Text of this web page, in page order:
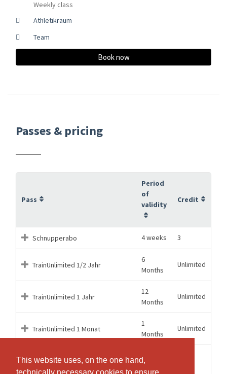
This website uses, on the one hand,
This website uses, on the one hand,
Weekly class
Athletikraum
Team
Book now
Passes & pricing
Pass
Period
of
validity
Credit
Schnupperabo 4 weeks 3
TrainUnlimited 1/2 Jahr
6
Months
Unlimited
TrainUnlimited 1 Jahr
12
Months
Unlimited
TrainUnlimited 1 Monat
1
Months
Unlimited
TrainUnlimited Eintrittsblock 10-
12
Months